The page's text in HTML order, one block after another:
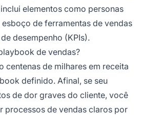
elementos como personas
de ferramentas de vendas
desempenho (KPIs).
de vendas?
centenas de milhares em receita
definido. Afinal, se seu
de dor graves do cliente, você
processos de vendas claros por